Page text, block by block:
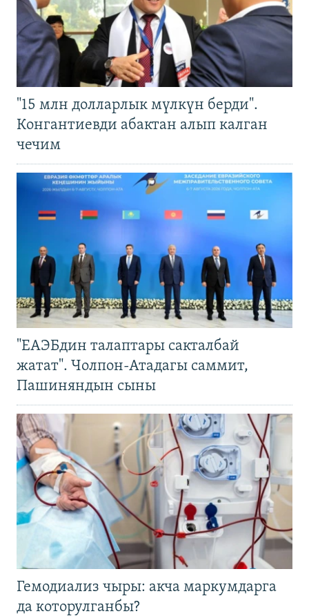
"15 млн долларлык мүлкүн берди".
Конгантиевди абактан алып калган
чечим
"ЕАЭБдин талаптары сакталбай
жатат". Чолпон-Атадагы саммит,
Пашиняндын сыны
Гемодиализ чыры: акча маркумдарга
да которулганбы?